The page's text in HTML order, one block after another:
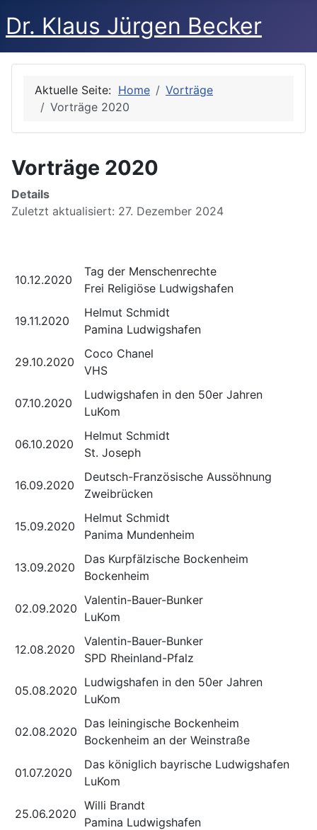
Dr. Klaus Jürgen Becker
Aktuelle Seite: Home
Vorträge
Vorträge 2020
Vorträge 2020
Details
Zuletzt aktualisiert: 27. Dezember 2024
10.12.2020
Tag der Menschenrechte
Frei Religiöse Ludwigshafen
19.11.2020
Helmut Schmidt
Pamina Ludwigshafen
29.10.2020
Coco Chanel
VHS
07.10.2020
Ludwigshafen in den 50er Jahren
LuKom
06.10.2020
Helmut Schmidt
St. Joseph
16.09.2020
Deutsch-Französische Aussöhnung
Zweibrücken
15.09.2020
Helmut Schmidt
Panima Mundenheim
13.09.2020
Das Kurpfälzische Bockenheim
Bockenheim
02.09.2020
Valentin-Bauer-Bunker
LuKom
12.08.2020
Valentin-Bauer-Bunker
SPD Rheinland-Pfalz
05.08.2020
Ludwigshafen in den 50er Jahren
LuKom
02.08.2020
Das leiningische Bockenheim
Bockenheim an der Weinstraße
01.07.2020
Das königlich bayrische Ludwigshafen
LuKom
25.06.2020
Willi Brandt
Pamina Ludwigshafen